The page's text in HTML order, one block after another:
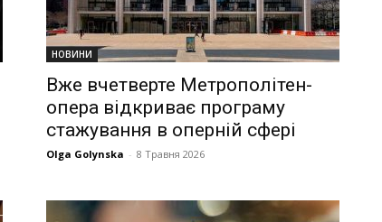
НОВИНИ
Вже вчетверте Метрополітен-
опера відкриває програму
стажування в оперній сфері
Olga Golynska - 8 Травня 2026